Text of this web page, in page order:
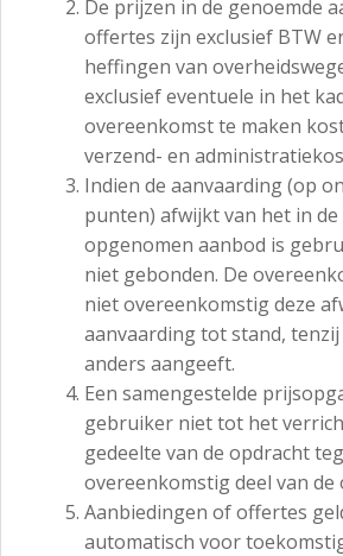
De prijzen in de genoemde
offertes zijn exclusief BTW
heffingen van
exclusief eventuele in het
overeenkomst te maken
verzend- en
Indien de aanvaarding (op
punten) afwijkt van het in
opgenomen aanbod is
niet gebonden. De
niet overeenkomstig deze
aanvaarding tot stand,
anders aangeeft.
Een samengestelde
gebruiker niet tot het
gedeelte van de opdracht
overeenkomstig deel van de
Aanbiedingen of offertes
automatisch voor